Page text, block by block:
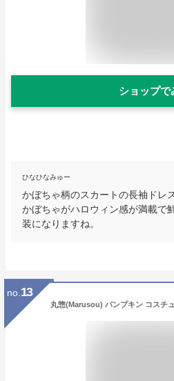
ショップで
ひなひなみゅー
かぼちゃ柄のスカートの長袖ドレ
かぼちゃがハロウィン感が満載で
装になりますね。
no. 13